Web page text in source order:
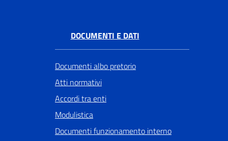
DOCUMENTI E DATI
Documenti albo pretorio
Atti normativi
Accordi tra enti
Modulistica
Documenti funzionamento interno